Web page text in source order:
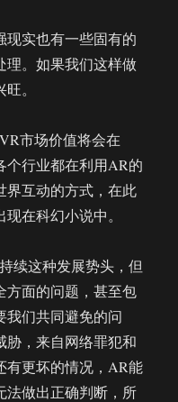
现实也有一些固有的
理。如果我们这样做
。
市场价值将会在
个行业都在利用AR的
界互动的方式，在此
在科幻小说中。
续这种发展势头，但
方面的问题，甚至包
我们共同避免的问
胁，来自网络罪犯和
有更坏的情况，AR能
法做出正确判断，所